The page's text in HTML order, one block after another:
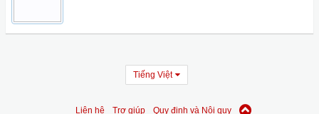
Tiếng Việt
Liên hệ Trợ giúp Quy định và Nội quy